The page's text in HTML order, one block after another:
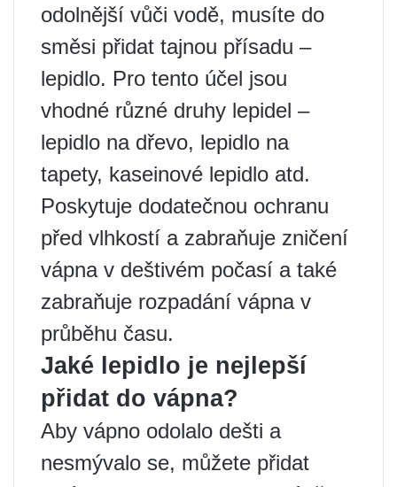
odolnější vůči vodě, musíte do
směsi přidat tajnou přísadu –
lepidlo. Pro tento účel jsou
vhodné různé druhy lepidel –
lepidlo na dřevo, lepidlo na
tapety, kaseinové lepidlo atd.
Poskytuje dodatečnou ochranu
před vlhkostí a zabraňuje zničení
vápna v deštivém počasí a také
zabraňuje rozpadání vápna v
průběhu času.
Jaké lepidlo je nejlepší
přidat do vápna?
Aby vápno odolalo dešti a
nesmývalo se, můžete přidat